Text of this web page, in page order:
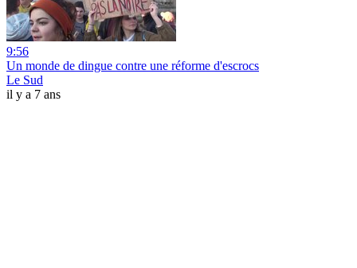
9:56
Un monde de dingue contre une réforme d'escrocs
Le Sud
il y a 7 ans